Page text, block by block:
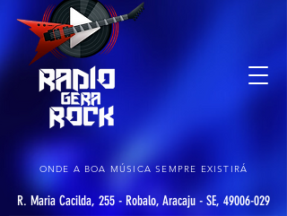
ONDE A BOA MÚSICA SEMPRE EXISTIRÁ
R. Maria Cacilda, 255 - Robalo, Aracaju - SE, 49006-029